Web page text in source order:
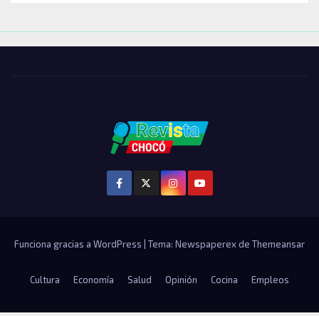
Funciona gracias a WordPress Tema: Newspaperex de Themeansar
Cultura Economía Salud Opinión Cocina Empleos